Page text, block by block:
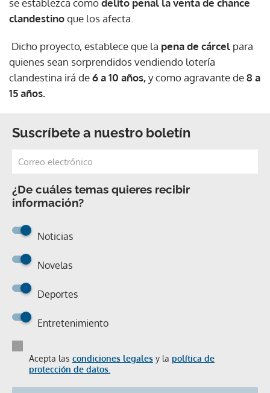
se establezca comodelito penal la venta de chance
clandestinoque los afecta.
Dicho proyecto, establece que la pena de cárcel para
quienes sean sorprendidos vendiendo lotería
clandestina irá de6 a 10 años,y como agravante de8 a
15 años.
Suscríbete a nuestro boletín
¿De cuáles temas quieres recibir
información?
Noticias
Novelas
Deportes
Entretenimiento
Acepta las condiciones legales y la política de
protección de datos.